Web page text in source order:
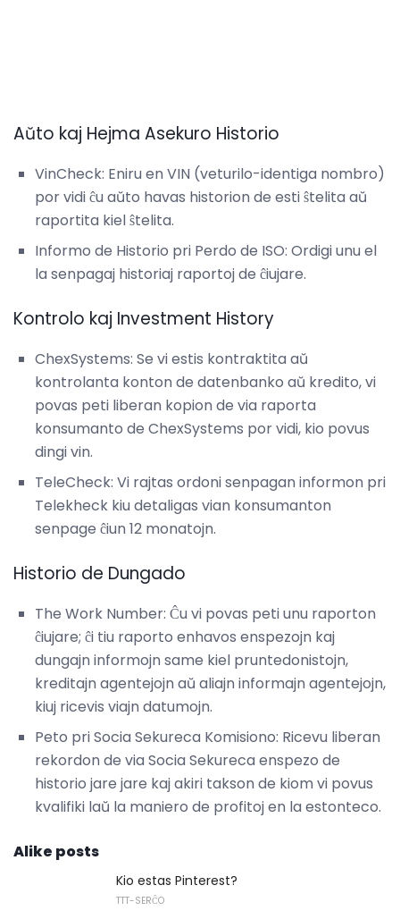
Aŭto kaj Hejma Asekuro Historio
VinCheck: Eniru en VIN (veturilo-identiga nombro)
por vidi ĉu aŭto havas historion de esti ŝtelita aŭ
raportita kiel ŝtelita.
Informo de Historio pri Perdo de ISO: Ordigi unu el
la senpagaj historiaj raportoj de ĉiujare.
Kontrolo kaj Investment History
ChexSystems: Se vi estis kontraktita aŭ
kontrolanta konton de datenbanko aŭ kredito, vi
povas peti liberan kopion de via raporta
konsumanto de ChexSystems por vidi, kio povus
dingi vin.
TeleCheck: Vi rajtas ordoni senpagan informon pri
Telekheck kiu detaligas vian konsumanton
senpage ĉiun 12 monatojn.
Historio de Dungado
The Work Number: Ĉu vi povas peti unu raporton
ĉiujare; ĉi tiu raporto enhavos enspezojn kaj
dungajn informojn same kiel pruntedonistojn,
kreditajn agentejojn aŭ aliajn informajn agentejojn,
kiuj ricevis viajn datumojn.
Peto pri Socia Sekureca Komisiono: Ricevu liberan
rekordon de via Socia Sekureca enspezo de
historio jare jare kaj akiri takson de kiom vi povus
kvalifiki laŭ la maniero de profitoj en la estonteco.
Alike posts
Kio estas Pinterest?
TTT-SERĈO